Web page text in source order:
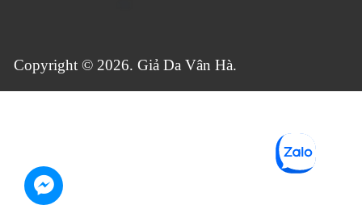
Copyright © 2026. Giả Da Vân Hà.